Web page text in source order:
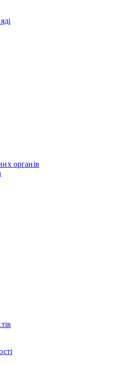
органів